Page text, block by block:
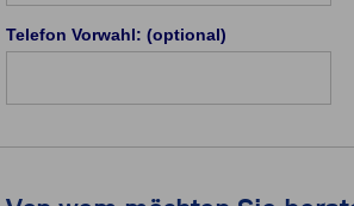
Telefon Vorwahl: (optional)